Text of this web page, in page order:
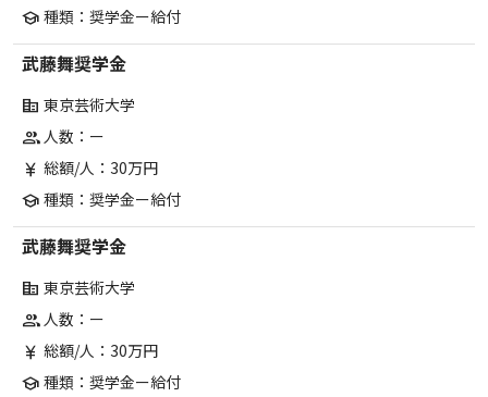
school 種類：奨学金ー給付
武藤舞奨学金
corporate_fare 東京芸術大学
group人数：ー
currency_yen 総額/人：30万円
school 種類：奨学金ー給付
武藤舞奨学金
corporate_fare 東京芸術大学
group人数：ー
currency_yen 総額/人：30万円
school 種類：奨学金ー給付